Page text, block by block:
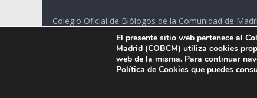
Colegio Oficial de Biólogos de la Comunidad de
C/ Santa Engracia 108, 2º int.izq. 28003 Madrid.
El presente sitio web pertenece al
Madrid (COBCM) utiliza cookies
web de la misma. Para continuar
Política de Cookies que puedes